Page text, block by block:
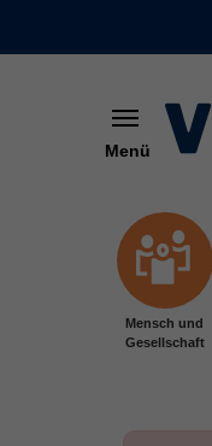
Menü
Mensch und
Gesellschaft